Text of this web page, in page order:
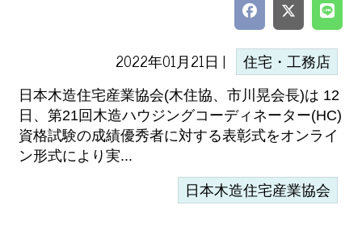
2022年01月21日 | 住宅・工務店
日本木造住宅産業協会(木住協、市川晃会長)は 12
日、第21回木造ハウジングコーディネーター(HC)
資格試験の成績優秀者に対する表彰式をオンライ
ン形式により実...
日本木造住宅産業協会